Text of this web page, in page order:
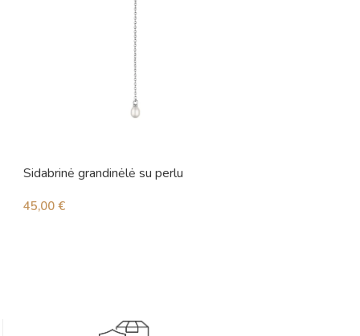
Sidabrinė grandinėlė su perlu
45,00 €